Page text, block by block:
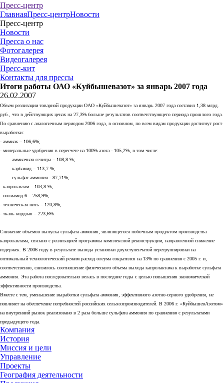
Пресс-центр
ГлавнаяПресс-центрНовости
Пресс-центр
Новости
Пресса о нас
Фотогалерея
Видеогалерея
Пресс-кит
Контакты для прессы
Итоги работы ОАО «Куйбышевазот» за январь 2007 года
26.02.2007
Объем реализации товарной продукции ОАО «Куйбышевазот» за январь 2007 года составил 1,38 млрд.
руб., что в действующих ценах на 27,3% больше результатов соответствующего периода прошлого года.
По сравнению с аналогичным периодом 2006 года, в основном, по всем видам продукции достигнут рост
выработки:
- аммиак – 106,6%;
- минеральные удобрения в пересчете на 100% азота - 105,2%, в том числе:
аммиачная селитра – 108,8 %;
карбамид – 113,7 %;
сульфат аммония - 87,71%;
- капролактам – 103,8 %;
- полиамид-6 – 258,9%;
- техническая нить – 120,8%;
- ткань кордная – 223,6%.
Снижение объемов выпуска сульфата аммония, являющегося побочным продуктом производства
капролактама, связано с реализацией программы комплексной реконструкции, направленной снижение
издержек. В 2006 году в результате вывода установки двухступенчатой перегруппировки на
оптимальный технологический режим расход олеума сократился на 13% по сравнению с 2005 г. и,
соответственно, снизилось соотношение физического объема выхода капролактама к выработке сульфата
аммония. Эта работа последовательно велась в последние годы с целью повышения экономической
эффективности производства.
Вместе с тем, уменьшение выработки сульфата аммония, эффективного азотно-серного удобрения, не
повлияет на обеспечение потребностей российских сельхозпроизводителей. В 2006 г. «КуйбышевАзотом»
на внутренний рынок реализовано в 2 раза больше сульфата аммония по сравнению с результатами
предыдущего года.
Компания
История
Миссия и цели
Управление
Проекты
География деятельности